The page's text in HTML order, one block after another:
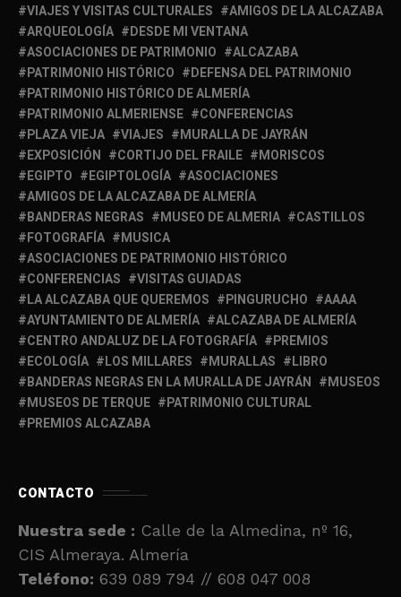
VIAJES Y VISITAS CULTURALES
AMIGOS DE LA ALCAZABA
ARQUEOLOGÍA
DESDE MI VENTANA
ASOCIACIONES DE PATRIMONIO
ALCAZABA
PATRIMONIO HISTÓRICO
DEFENSA DEL PATRIMONIO
PATRIMONIO HISTÓRICO DE ALMERÍA
PATRIMONIO ALMERIENSE
CONFERENCIAS
PLAZA VIEJA
VIAJES
MURALLA DE JAYRÁN
EXPOSICIÓN
CORTIJO DEL FRAILE
MORISCOS
EGIPTO
EGIPTOLOGÍA
ASOCIACIONES
AMIGOS DE LA ALCAZABA DE ALMERÍA
BANDERAS NEGRAS
MUSEO DE ALMERIA
CASTILLOS
FOTOGRAFÍA
MUSICA
ASOCIACIONES DE PATRIMONIO HISTÓRICO
CONFERENCIAS
VISITAS GUIADAS
LA ALCAZABA QUE QUEREMOS
PINGURUCHO
AAAA
AYUNTAMIENTO DE ALMERÍA
ALCAZABA DE ALMERÍA
CENTRO ANDALUZ DE LA FOTOGRAFÍA
PREMIOS
ECOLOGÍA
LOS MILLARES MURALLAS
LIBRO
BANDERAS NEGRAS EN LA MURALLA DE JAYRÁN
MUSEOS
MUSEOS DE TERQUE
PATRIMONIO CULTURAL
PREMIOS ALCAZABA
CONTACTO
Nuestra sede : Calle de la Almedina, nº 16,
CIS Almeraya. Almería
Teléfono: 639 089 794 // 608 047 008